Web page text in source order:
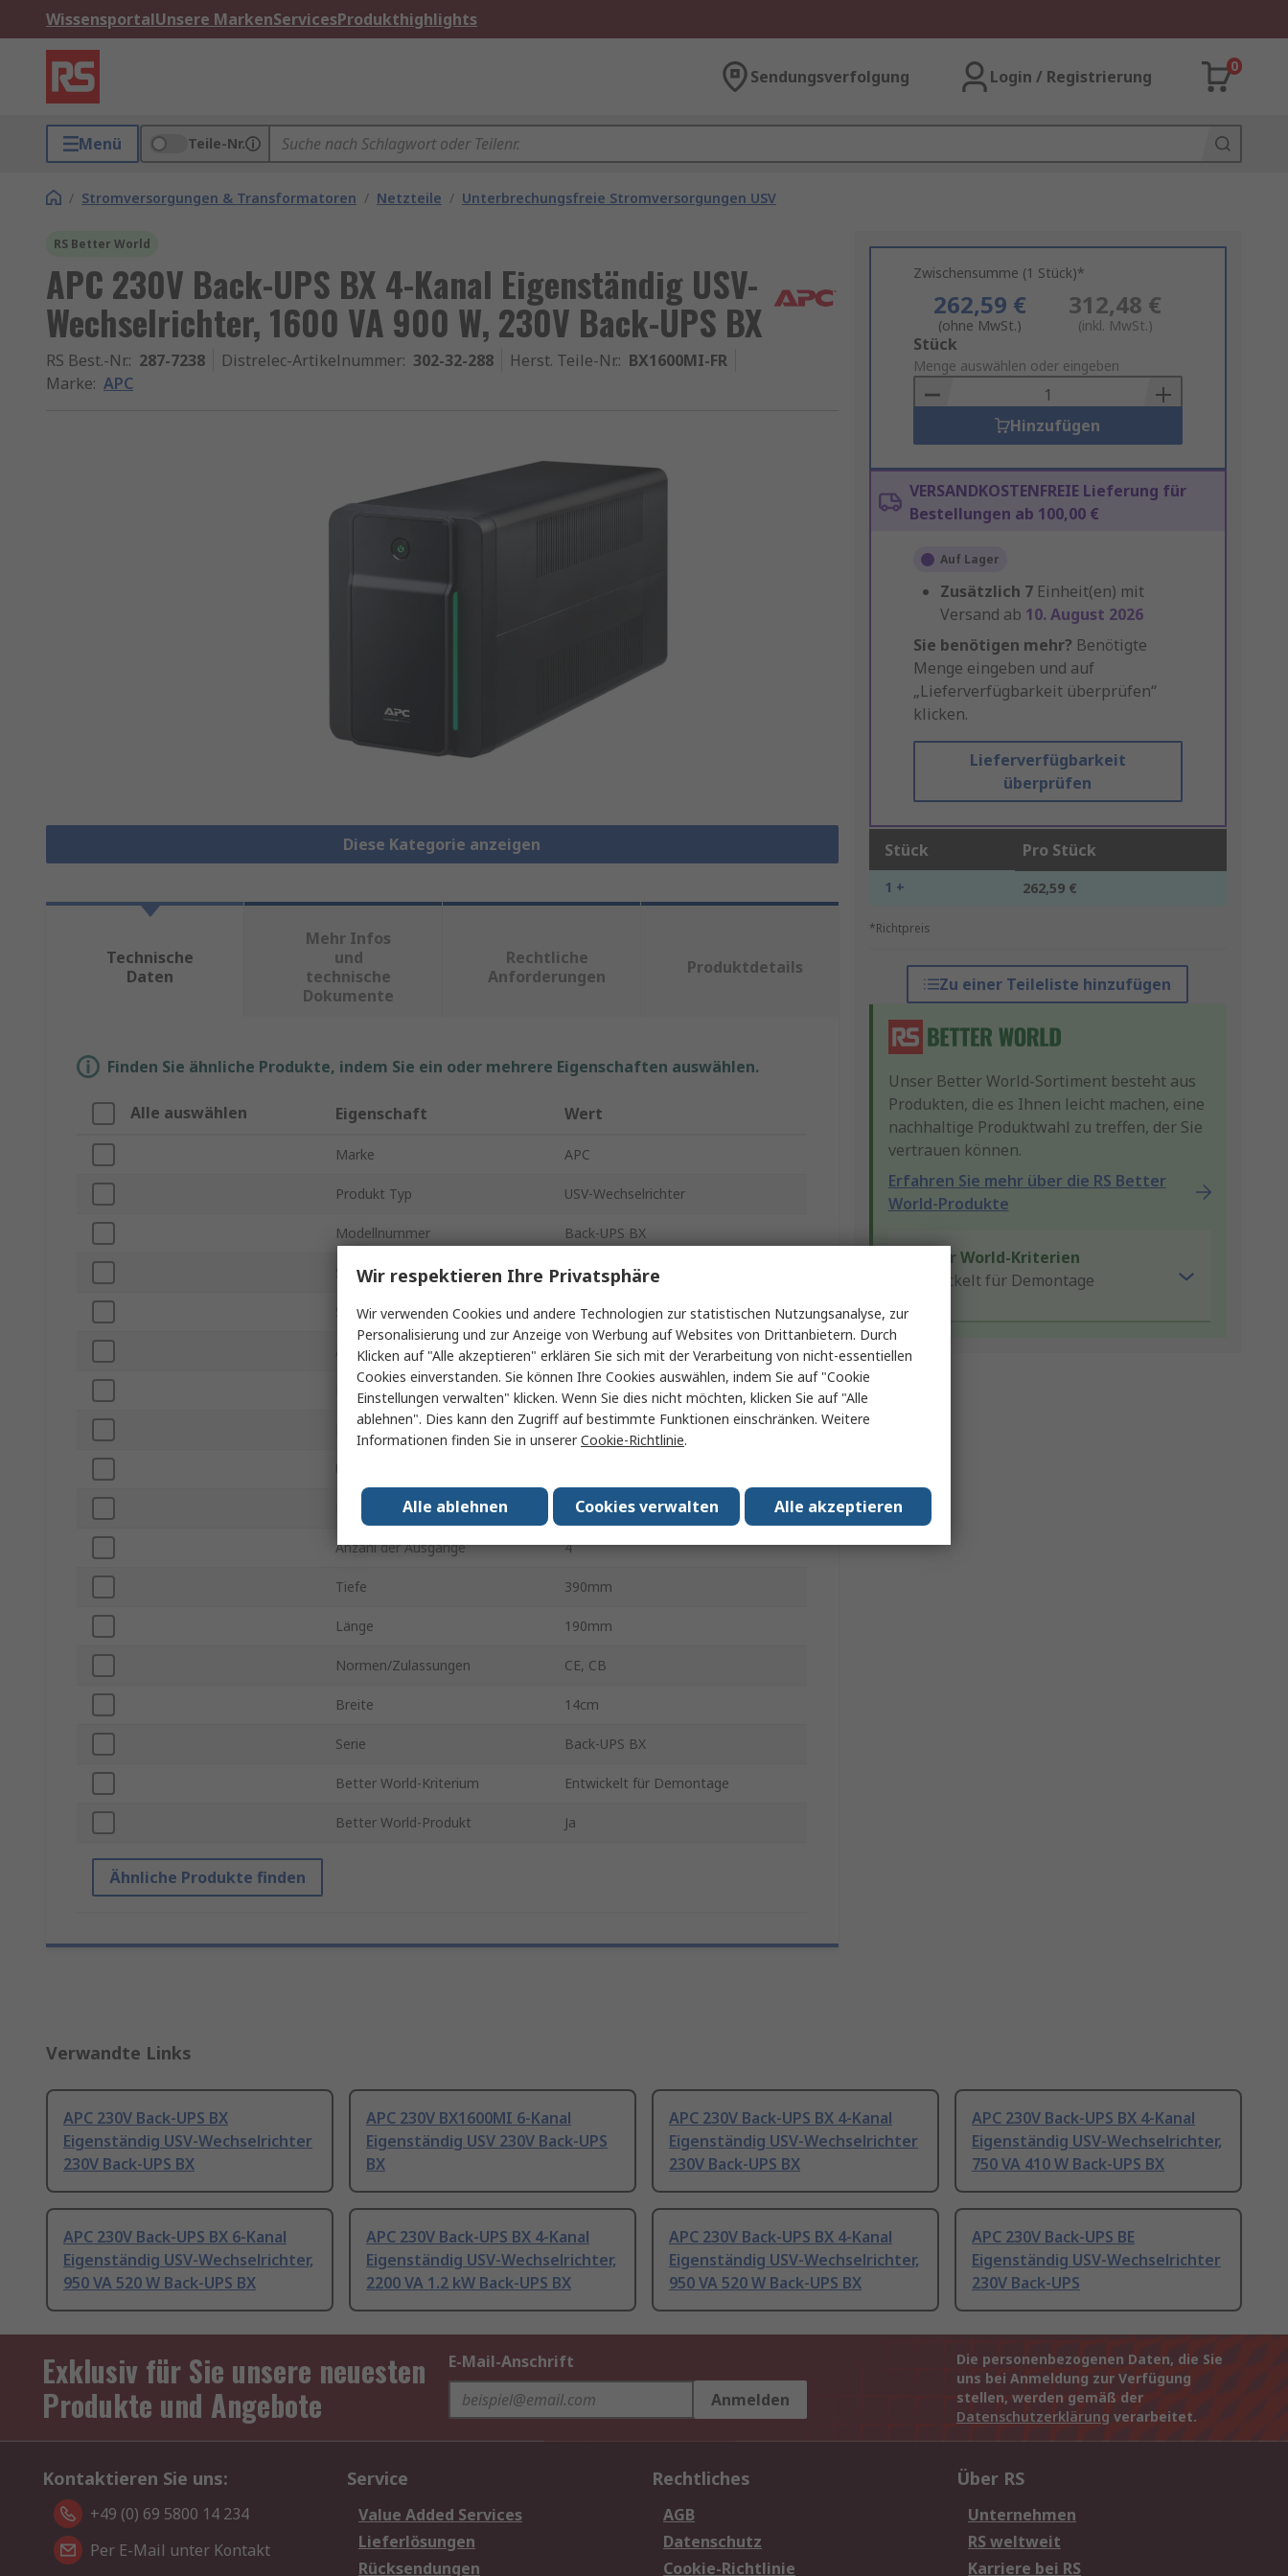
WissensportalUnsere MarkenServicesProdukthighlights
Sendungsverfolgung Login / Registrierung
0
Menü Teile-Nr.
/ Stromversorgungen & Transformatoren / Netzteile / Unterbrechungsfreie Stromversorgungen USV
RS Better World
APC 230V Back-UPS BX 4-Kanal Eigenständig USV-
Wechselrichter, 1600 VA 900 W, 230V Back-UPS BX
RS Best.-Nr.: 287-7238 Distrelec-Artikelnummer: 302-32-288 Herst. Teile-Nr.: BX1600MI-FR
Marke: APC
Diese Kategorie anzeigen
Zwischensumme (1 Stück)*
262,59 €
(ohne MwSt.)
312,48 €
(inkl. MwSt.)
Add
to
Basket
Stück
Menge auswählen oder eingeben
Hinzufügen
VERSANDKOSTENFREIE Lieferung für
Bestellungen ab 100,00 €
Auf Lager
Zusätzlich 7 Einheit(en) mit
Versand ab 10. August 2026
Sie benötigen mehr? Benötigte
Menge eingeben und auf
„Lieferverfügbarkeit überprüfen“
klicken.
Lieferverfügbarkeit
überprüfen
Stück Pro Stück
1 + 262,59 €
*Richtpreis
Zu einer Teileliste hinzufügen
Unser Better World-Sortiment besteht aus
Produkten, die es Ihnen leicht machen, eine
nachhaltige Produktwahl zu treffen, der Sie
vertrauen können.
Erfahren Sie mehr über die RS Better
World-Produkte
Better World-Kriterien
Entwickelt für Demontage
Technische
Daten
Mehr Infos
und
technische
Dokumente
Rechtliche
Anforderungen
Produktdetails
Finden Sie ähnliche Produkte, indem Sie ein oder mehrere Eigenschaften auswählen.
Alle auswählen Eigenschaft Wert
Marke APC
Produkt Typ USV-Wechselrichter
Modellnummer Back-UPS BX
Subtyp Line Interactive
Scheinleistung 1600VA
Ausgangsspannung 230V
Eingangsspannung 230V
Montageart Eigenständig
Überbrückungszeit
900W
Anzahl der Ausgänge 4
Tiefe 390mm
Länge 190mm
Normen/Zulassungen CE, CB
Breite 14cm
Serie Back-UPS BX
Better World-Kriterium Entwickelt für Demontage
Better World-Produkt Ja
Ähnliche Produkte finden
Verwandte Links
APC 230V Back-UPS BX
Eigenständig USV-Wechselrichter
230V Back-UPS BX
APC 230V BX1600MI 6-Kanal
Eigenständig USV 230V Back-UPS
BX
APC 230V Back-UPS BX 4-Kanal
Eigenständig USV-Wechselrichter
230V Back-UPS BX
APC 230V Back-UPS BX 4-Kanal
Eigenständig USV-Wechselrichter,
750 VA 410 W Back-UPS BX
APC 230V Back-UPS BX 6-Kanal
Eigenständig USV-Wechselrichter,
950 VA 520 W Back-UPS BX
APC 230V Back-UPS BX 4-Kanal
Eigenständig USV-Wechselrichter,
2200 VA 1.2 kW Back-UPS BX
APC 230V Back-UPS BX 4-Kanal
Eigenständig USV-Wechselrichter,
950 VA 520 W Back-UPS BX
APC 230V Back-UPS BE
Eigenständig USV-Wechselrichter
230V Back-UPS
Exklusiv für Sie unsere neuesten
Produkte und Angebote
E-Mail-Anschrift
Anmelden
Die personenbezogenen Daten, die Sie
uns bei Anmeldung zur Verfügung
stellen, werden gemäß der
Datenschutzerklärung verarbeitet.
Kontaktieren Sie uns:
+49 (0) 69 5800 14 234
Per E-Mail unter Kontakt
Service
Value Added Services
Lieferlösungen
Rücksendungen
Rechtliches
AGB
Datenschutz
Cookie-Richtlinie
Über RS
Unternehmen
RS weltweit
Karriere bei RS
Wir respektieren Ihre Privatsphäre
Wir verwenden Cookies und andere Technologien zur statistischen Nutzungsanalyse, zur
Personalisierung und zur Anzeige von Werbung auf Websites von Drittanbietern. Durch
Klicken auf "Alle akzeptieren" erklären Sie sich mit der Verarbeitung von nicht-essentiellen
Cookies einverstanden. Sie können Ihre Cookies auswählen, indem Sie auf "Cookie
Einstellungen verwalten" klicken. Wenn Sie dies nicht möchten, klicken Sie auf "Alle
ablehnen". Dies kann den Zugriff auf bestimmte Funktionen einschränken. Weitere
Informationen finden Sie in unsererCookie-Richtlinie.
Alle akzeptieren
Cookies verwalten
Alle ablehnen